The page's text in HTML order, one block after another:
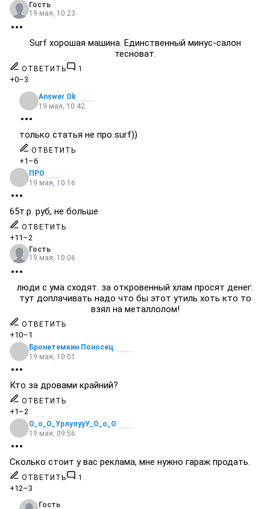
Гость
19 мая, 10:23
Surf хорошая машина. Единственный минус-салон
тесноват.
ОТВЕТИТЬ 1
+0–3
Answer Ok
19 мая, 10:42
только статья не про surf))
ОТВЕТИТЬ
+1 –6
ПРО
19 мая, 10:16
65т.р. руб, не больше
ОТВЕТИТЬ
+11 –2
Гость
19 мая, 10:06
люди с ума сходят. за откровенный хлам просят денег.
тут доплачивать надо что бы этот утиль хоть кто то
взял на металлолом!
ОТВЕТИТЬ
+10–1
Бронетемкин Поносец
19 мая, 10:01
Кто за дровами крайний?
ОТВЕТИТЬ
+1 –2
О_о_О_УрлулууУ_О_о_О
19 мая, 09:56
Сколько стоит у вас реклама, мне нужно гараж продать.
ОТВЕТИТЬ 1
+12–3
Гость